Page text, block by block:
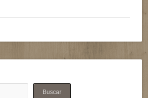
Buscar